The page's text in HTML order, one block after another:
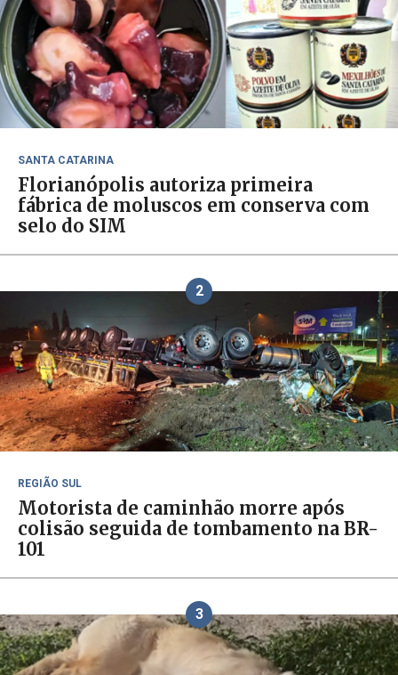
SANTA CATARINA
Florianópolis autoriza primeira
fábrica de moluscos em conserva com
selo do SIM
2
REGIÃO SUL
Motorista de caminhão morre após
colisão seguida de tombamento na BR-
101
3